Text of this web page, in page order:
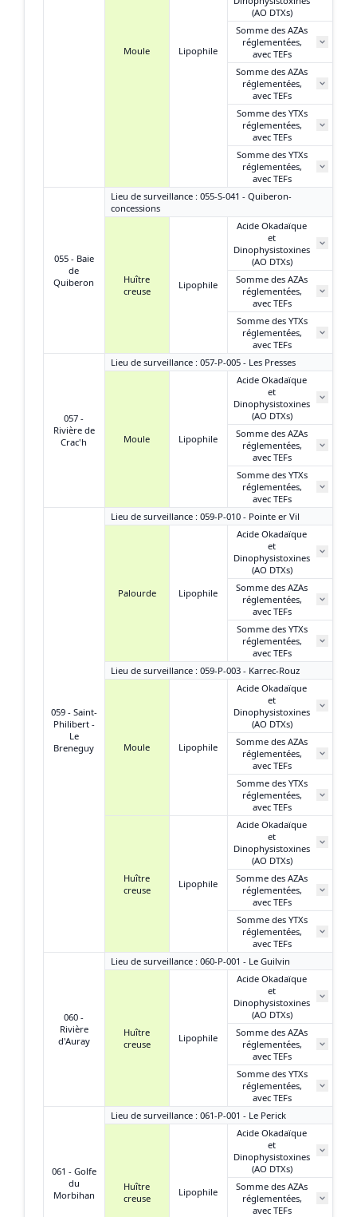
Moule Lipophile
(AO DTXs)
Somme des AZAs
réglementées,
avec TEFs
Somme des AZAs
réglementées,
avec TEFs
Somme des YTXs
réglementées,
avec TEFs
Somme des YTXs
réglementées,
avec TEFs
055 - Baie
de
Quiberon
Lieu de surveillance : 055-S-041 - Quiberon-
concessions
Huître
creuse
Lipophile
Acide Okadaïque
et
Dinophysistoxines
(AO DTXs)
Somme des AZAs
réglementées,
avec TEFs
Somme des YTXs
réglementées,
avec TEFs
057 -
Rivière de
Crac'h
Lieu de surveillance : 057-P-005 - Les Presses
Moule Lipophile
Acide Okadaïque
et
Dinophysistoxines
(AO DTXs)
Somme des AZAs
réglementées,
avec TEFs
Somme des YTXs
réglementées,
avec TEFs
059 - Saint-
Philibert -
Le
Breneguy
Lieu de surveillance : 059-P-010 - Pointe er Vil
Palourde Lipophile
Acide Okadaïque
et
Dinophysistoxines
(AO DTXs)
Somme des AZAs
réglementées,
avec TEFs
Somme des YTXs
réglementées,
avec TEFs
Lieu de surveillance : 059-P-003 - Karrec-Rouz
Moule Lipophile
Acide Okadaïque
et
Dinophysistoxines
(AO DTXs)
Somme des AZAs
réglementées,
avec TEFs
Somme des YTXs
réglementées,
avec TEFs
Huître
creuse
Lipophile
Acide Okadaïque
et
Dinophysistoxines
(AO DTXs)
Somme des AZAs
réglementées,
avec TEFs
Somme des YTXs
réglementées,
avec TEFs
060 -
Rivière
d'Auray
Lieu de surveillance : 060-P-001 - Le Guilvin
Huître
creuse
Lipophile
Acide Okadaïque
et
Dinophysistoxines
(AO DTXs)
Somme des AZAs
réglementées,
avec TEFs
Somme des YTXs
réglementées,
avec TEFs
061 - Golfe
du
Morbihan
Lieu de surveillance : 061-P-001 - Le Perick
Huître
creuse
Lipophile
Acide Okadaïque
et
Dinophysistoxines
(AO DTXs)
Somme des AZAs
réglementées,
avec TEFs